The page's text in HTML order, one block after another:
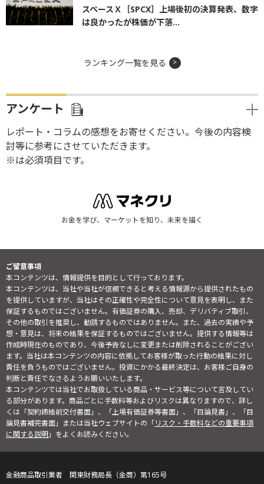
スペースＸ［SPCX］上場後初の決算発表、数字
は良かったが株価が下落...
ランキング一覧を見る
アンケート
レポート・コラムの感想をお寄せください。今後の内容検
討等に参考にさせていただきます。
※は必須項目です。
お金を学び、マーケットを知り、未来を描く
ご留意事項
本コンテンツは、情報提供を目的として行っております。
本コンテンツは、当社や当社が信頼できると考える情報源から提供されたもの
を提供していますが、当社はその正確性や完全性について意見を表明し、また
保証するものではございません。有価証券の購入、売却、デリバティブ取引、
その他の取引を推奨し、勧誘するものではありません。また、過去の実績や予
想・意見は、将来の結果を保証するものではございません。提供する情報等は
作成時現在のものであり、今後予告なしに変更または削除されることがござい
ます。当社は本コンテンツの内容に依拠してお客様が取った行動の結果に対し
責任を負うものではございません。投資にかかる最終決定は、お客様ご自身の
判断と責任でなさるようお願いいたします。
本コンテンツでは当社でお取扱している商品・サービス等について言及してい
る部分があります。商品ごとに手数料等およびリスクは異なりますので、詳し
くは「契約締結前交付書面」、「上場有価証券等書面」、「目論見書」、「目
論見書補完書面」または当社ウェブサイトの「リスク・手数料などの重要事項
に関する説明」をよくお読みください。
金融商品取引業者 関東財務局長（金商）第165号